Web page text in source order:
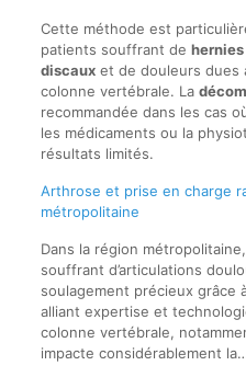
Cette méthode est
patients souffrant de
discauxet de douleurs dues
colonne vertébrale. La
recommandée dans les cas
les médicaments ou la
résultats limités.
Arthrose et prise en charge
métropolitaine
Dans la région
souffrant d’articulations
soulagement précieux grâce
alliant expertise et
colonne vertébrale,
impacte considérablement